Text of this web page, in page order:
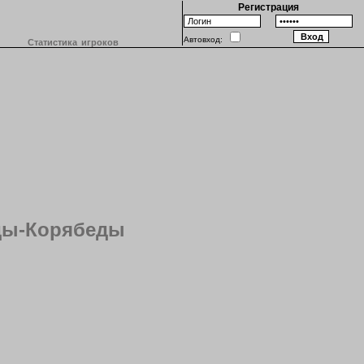
Статистика игроков
Регистрация
Автовход:
Корябеды